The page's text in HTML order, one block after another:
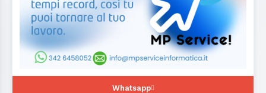
Whatsapp